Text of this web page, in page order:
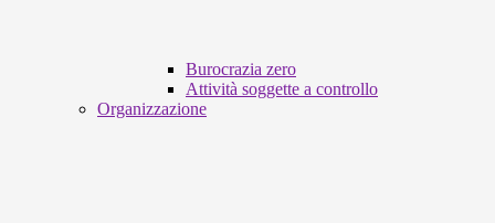
Burocrazia zero
Attività soggette a controllo
Organizzazione